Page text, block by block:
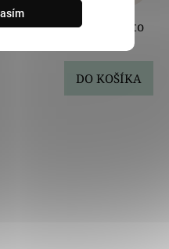
zirkónmi, biele zlato
DO KOŠÍKA